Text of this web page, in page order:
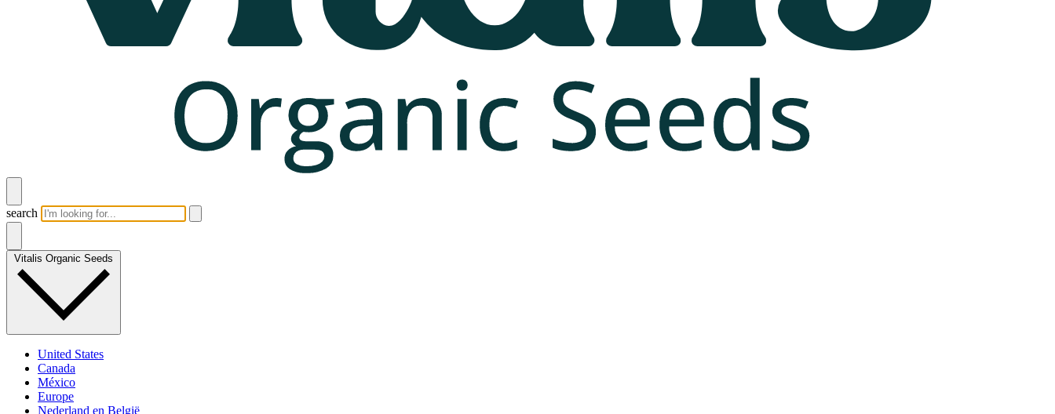
search
Vitalis Organic Seeds
United States
Canada
México
Europe
Nederland en België